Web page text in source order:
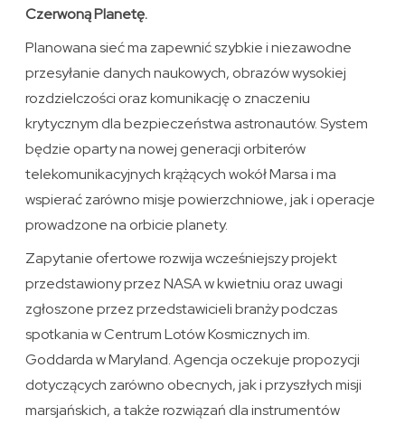
Czerwoną Planetę.
Planowana sieć ma zapewnić szybkie i niezawodne
przesyłanie danych naukowych, obrazów wysokiej
rozdzielczości oraz komunikację o znaczeniu
krytycznym dla bezpieczeństwa astronautów. System
będzie oparty na nowej generacji orbiterów
telekomunikacyjnych krążących wokół Marsa i ma
wspierać zarówno misje powierzchniowe, jak i operacje
prowadzone na orbicie planety.
Zapytanie ofertowe rozwija wcześniejszy projekt
przedstawiony przez NASA w kwietniu oraz uwagi
zgłoszone przez przedstawicieli branży podczas
spotkania w Centrum Lotów Kosmicznych im.
Goddarda w Maryland. Agencja oczekuje propozycji
dotyczących zarówno obecnych, jak i przyszłych misji
marsjańskich, a także rozwiązań dla instrumentów